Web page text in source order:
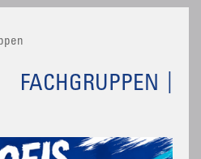
FACHGRUPPEN